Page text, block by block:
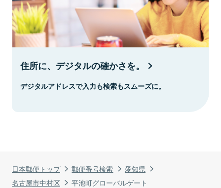
日本郵便トップ 郵便番号検索
愛知県
名古屋市中村区
平池町グローバルゲート
住所に、デジタルの確かさを。
デジタルアドレスで入力も検索もスムーズに。